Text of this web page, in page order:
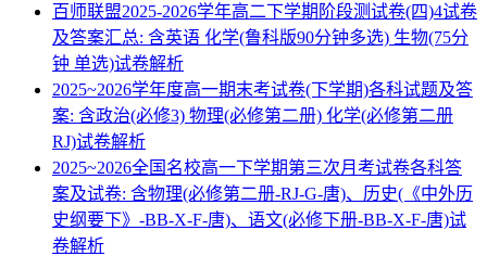
百师联盟2025-2026学年高二下学期阶段测试卷(四)4试卷
及答案汇总: 含英语 化学(鲁科版90分钟多选) 生物(75分
钟 单选)试卷解析
2025~2026学年度高一期末考试卷(下学期)各科试题及答
案: 含政治(必修3) 物理(必修第二册) 化学(必修第二册
RJ)试卷解析
2025~2026全国名校高一下学期第三次月考试卷各科答
案及试卷: 含物理(必修第二册-RJ-G-唐)、历史(《中外历
史纲要下》-BB-X-F-唐)、语文(必修下册-BB-X-F-唐)试
卷解析